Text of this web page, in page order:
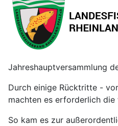
Jahreshauptversammlung
Durch einige Rücktritte -
machten es erforderlich
So kam es zur